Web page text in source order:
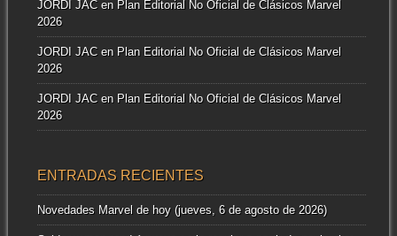
JORDI JACen Plan Editorial No Oficial de Clásicos Marvel
2026
JORDI JACen Plan Editorial No Oficial de Clásicos Marvel
2026
JORDI JACen Plan Editorial No Oficial de Clásicos Marvel
2026
ENTRADAS RECIENTES
Novedades Marvel de hoy (jueves, 6 de agosto de 2026)